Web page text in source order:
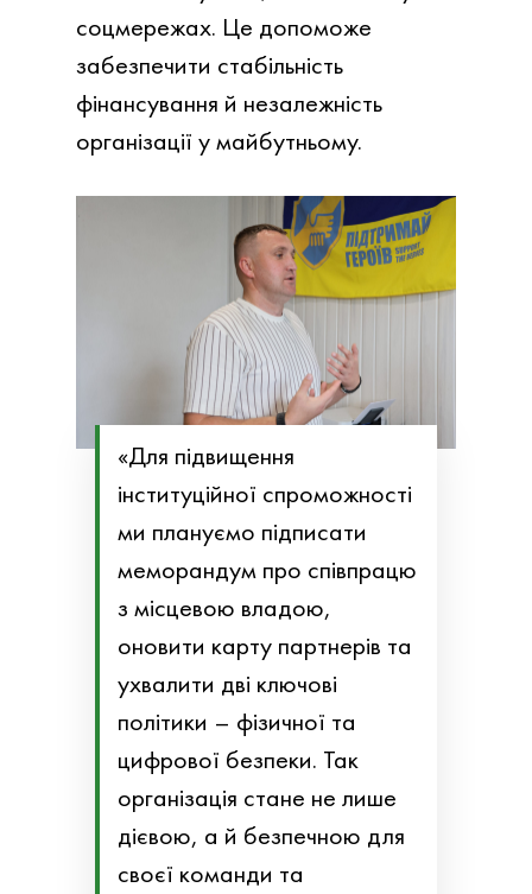
соцмережах. Це допоможе
забезпечити стабільність
фінансування й незалежність
організації у майбутньому.
«Для підвищення
інституційної спроможності
ми плануємо підписати
меморандум про співпрацю
з місцевою владою,
оновити карту партнерів та
ухвалити дві ключові
політики – фізичної та
цифрової безпеки. Так
організація стане не лише
дієвою, а й безпечною для
своєї команди та